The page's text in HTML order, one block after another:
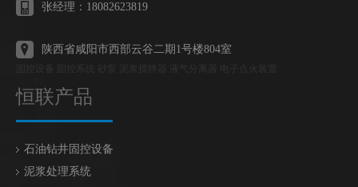
张经理：18082623819
陕西省咸阳市西部云谷二期1号楼804室
恒联产品
石油钻井固控设备
泥浆处理系统